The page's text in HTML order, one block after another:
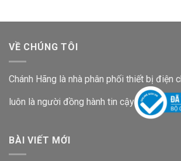
VỀ CHÚNG TÔI
Chánh Hãng là nhà phân phối thiết bị điện
luôn là người đồng hành tin cậy
BÀI VIẾT MỚI